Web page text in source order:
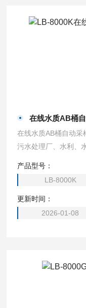
在线水质AB桶
在线水质AB桶自动采
污水处理厂、水利、
断的混合水样。
产品型号：
LB-8000K
更新时间：
2026-01-08